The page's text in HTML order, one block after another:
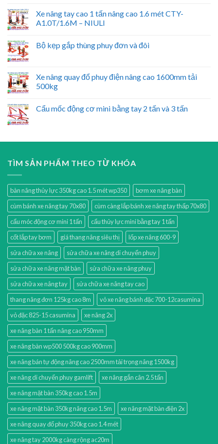
Xe nâng tay cao 1 tấn nâng cao 1.6 mét CTY-
A1.0T/1.6M – NIULI
Bộ kẹp gắp thùng phuy đơn và đôi
Xe nâng quay đổ phuy điện nâng cao 1600mm tải
500kg
Cẩu mốc động cơ mini bằng tay 2 tấn và 3 tấn
TÌM SẢN PHẨM THEO TỪ KHÓA
bàn nâng thủy lực 350kg cao 1.5 mét wp350
bơm xe nâng bàn
cùm bánh xe nâng tay 70x80
cùm càng lắp bánh xe nâng tay thấp 70x80
cẩu móc động cơ mini 1 tấn
cẩu thủy lực mini bằng tay 1 tấn
cốt lắp tay bơm
giá thang nâng siêu thị
lốp xe nâng 600-9
sửa chữa xe nâng
sửa chữa xe nâng di chuyển phuy
sửa chữa xe nâng mặt bàn
sửa chữa xe nâng phuy
sửa chữa xe nâng tay
sửa chữa xe nâng tay cao
thang nâng đơn 125kg cao 8m
vỏ xe nâng bánh đặc 700-12casumina
vỏ đặc 825-15 casumina
xe nâng 2x
xe nâng bàn 1 tấn nâng cao 950mm
xe nâng bàn wp500 500kg cao 900mm
xe nâng bán tự động nâng cao 2500mm tải trọng nâng 1500kg
xe nâng di chuyển phuy gamlift
xe nâng gắn cân 2.5 tấn
xe nâng mặt bàn 350kg cao 1.5m
xe nâng mặt bàn 350kg nâng cao 1.5m
xe nâng mặt bàn điện 2x
xe nâng quay đổ phuy 350kg cao 1.4 mét
xe nâng tay 2000kg càng rộng ac20m